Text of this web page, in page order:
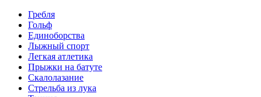
Гребля
Гольф
Единоборства
Лыжный спорт
Легкая атлетика
Прыжки на батуте
Скалолазание
Стрельба из лука